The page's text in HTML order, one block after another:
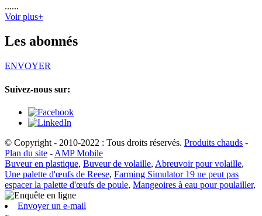
......
Voir plus+
Les abonnés
ENVOYER
Suivez-nous sur:
© Copyright - 2010-2022 : Tous droits réservés. Produits chauds -
Plan du site - AMP Mobile
Buveur en plastique, Buveur de volaille, Abreuvoir pour volaille,
Une palette d'œufs de Reese, Farming Simulator 19 ne peut pas
espacer la palette d'œufs de poule, Mangeoires à eau pour poulailler,
Envoyer un e-mail